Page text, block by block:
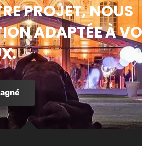
PROJET, NOUS
ADAPTÉE À